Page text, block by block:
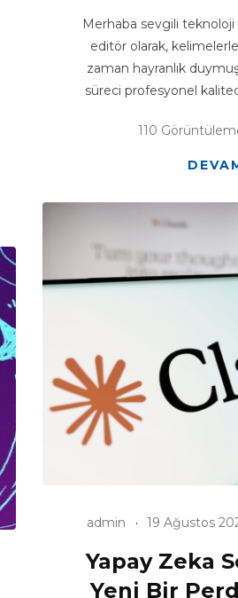
Merhaba sevgili teknoloji
editör olarak,
zaman hayranlık
süreci profesyonel
110
admin 19 Ağustos
Yapay Zeka
Yeni Bir